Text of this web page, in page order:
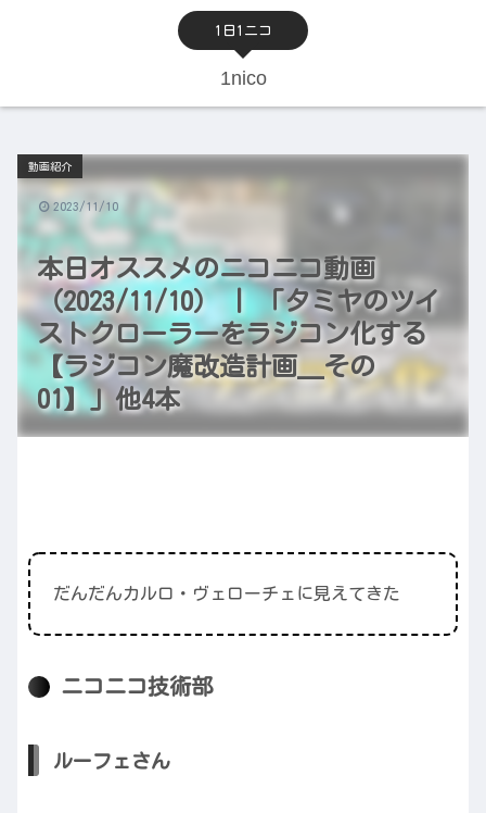
1日1ニコ
1nico
本日オススメのニコニコ動画
（2023/11/10） | 「タミヤのツイ
ストクローラーをラジコン化する
【ラジコン魔改造計画＿その
01】」他4本
動画紹介
2023/11/10
だんだんカルロ・ヴェローチェに見えてきた
ニコニコ技術部
ルーフェさん